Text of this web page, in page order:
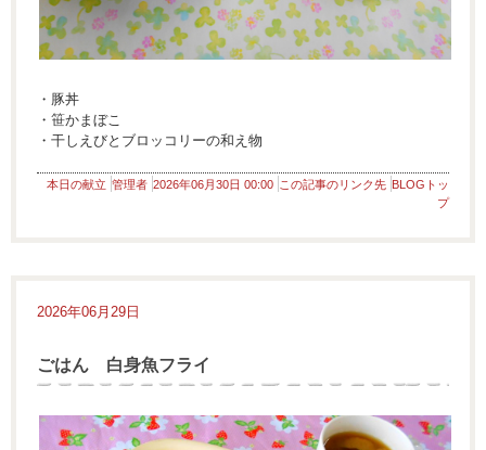
・豚丼
・笹かまぼこ
・干しえびとブロッコリーの和え物
本日の献立 管理者 2026年06月30日 00:00 この記事のリンク先 BLOGトッ
プ
2026年06月29日
ごはん 白身魚フライ